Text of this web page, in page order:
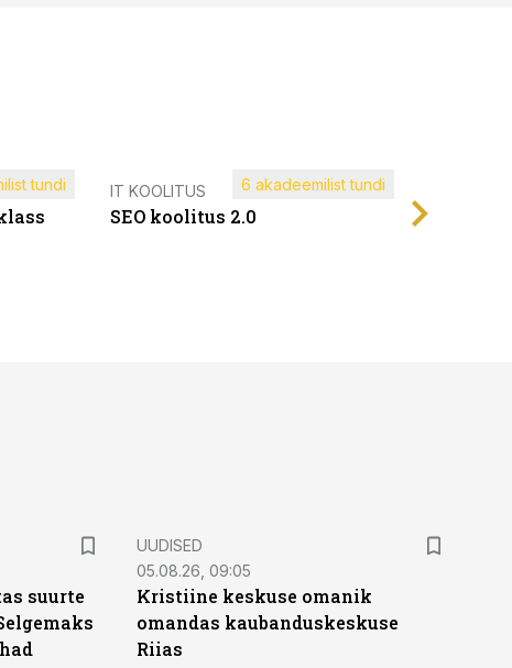
tundi IT KOOLITUS
SEO koolitus 2.0
6 akadeemilist tundi
suurte
UUDISED
05.08.26, 09:05
Kristiine keskuse omanik
omandas kaubanduskeskuse
Riias